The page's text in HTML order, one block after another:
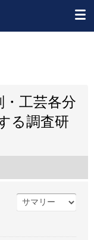
・工芸各分
る調査研